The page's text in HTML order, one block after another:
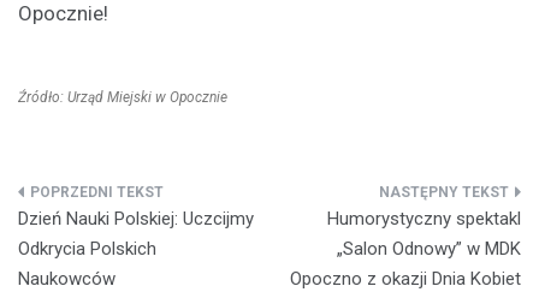
Opocznie!
Źródło: Urząd Miejski w Opocznie
Nawigacja
wpisu
Dzień Nauki Polskiej: Uczcijmy
Odkrycia Polskich
Naukowców
Humorystyczny spektakl
„Salon Odnowy” w MDK
Opoczno z okazji Dnia Kobiet